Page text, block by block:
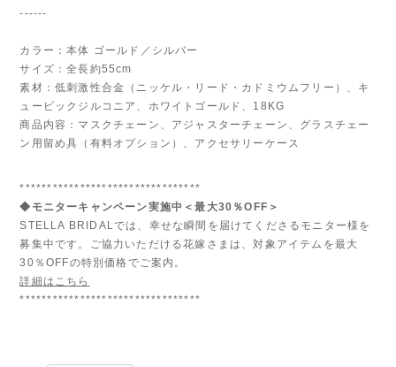
------
カラー：本体 ゴールド／シルバー
サイズ：全長約55cm
素材：低刺激性合金（ニッケル・リード・カドミウムフリー）、キ
ュービックジルコニア、ホワイトゴールド、18KG
商品内容：マスクチェーン、アジャスターチェーン、グラスチェー
ン用留め具（有料オプション）、アクセサリーケース
*********************************
◆モニターキャンペーン実施中＜最大30％OFF＞
STELLA BRIDALでは、幸せな瞬間を届けてくださるモニター様を
募集中です。ご協力いただける花嫁さまは、対象アイテムを最大
30％OFFの特別価格でご案内。
詳細はこちら
*********************************